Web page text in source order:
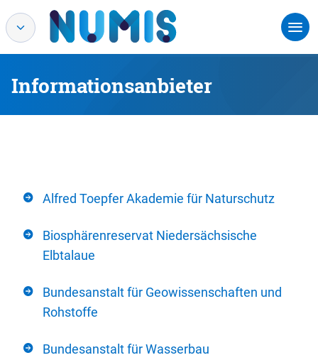
Informationsanbieter
Alfred Toepfer Akademie für Naturschutz
Biosphärenreservat Niedersächsische
Elbtalaue
Bundesanstalt für Geowissenschaften und
Rohstoffe
Bundesanstalt für Wasserbau